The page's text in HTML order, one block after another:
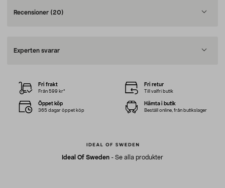
Recensioner (20)
Experten svarar
Ideal Of Sweden - Se alla produkter
Fri frakt
Från 599 kr*
Fri retur
Till valfri butik
Öppet köp
365 dagar öppet köp
Hämta i butik
Beställ online, från butikslager